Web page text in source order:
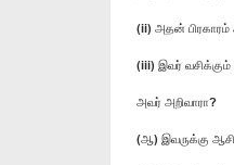
(ii) அதன் பிரகாரம்
(iii) இவர் வசிக்கும்
அவர் அறிவாரா?
(ஆ) இவருக்கு